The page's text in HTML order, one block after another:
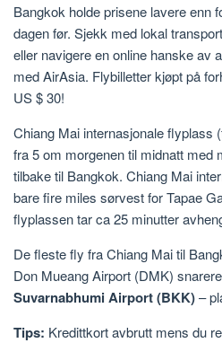
Bangkok holde prisene lavere enn
dagen før. Sjekk med lokal
eller navigere en online hanske av
med AirAsia. Flybilletter kjøpt på
US $ 30!
Chiang Mai internasjonale flyplass
fra 5 om morgenen til midnatt med
tilbake til Bangkok. Chiang Mai
bare fire miles sørvest for Tapae
flyplassen tar ca 25 minutter
De fleste fly fra Chiang Mai til
Don Mueang Airport (DMK)
Suvarnabhumi Airport (BKK)–
Tips: Kredittkort avbrutt mens du